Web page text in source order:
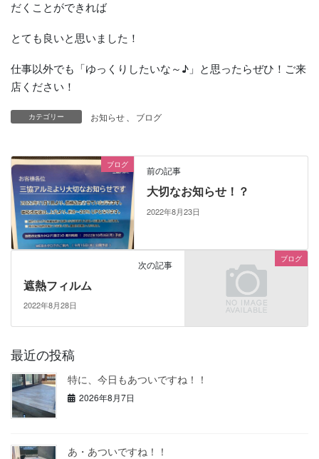
だくことができれば
とても良いと思いました！
仕事以外でも「ゆっくりしたいな～♪」と思ったらぜひ！ご来
店ください！
カテゴリー お知らせ ブログ
ブログ 前の記事
大切なお知らせ！？
2022年8月23日
ブログ
次の記事
遮熱フィルム
2022年8月28日
最近の投稿
特に、今日もあついですね！！
2026年8月7日
あ・あついですね！！